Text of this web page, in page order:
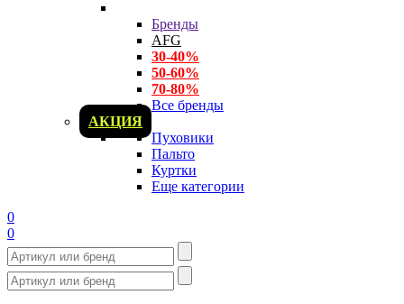
Бренды
AFG
30-40%
50-60%
70-80%
Все бренды
АКЦИЯ
Пуховики
Пальто
Куртки
Еще категории
0
0